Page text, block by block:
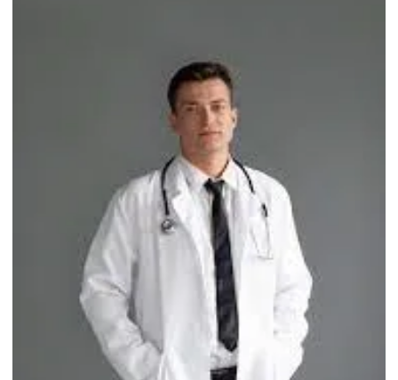
Fabrica jalecos em sao paulo
Fábrica de uniforme nr10
Fabrica uniformes hospitalar
Fábrica de uniformes médicos
Fabricante de jalecos
Fabricante de jalecos para clínicas
Fabricante de jalecos para faculdades
Fabricante de jalecos para farmácias